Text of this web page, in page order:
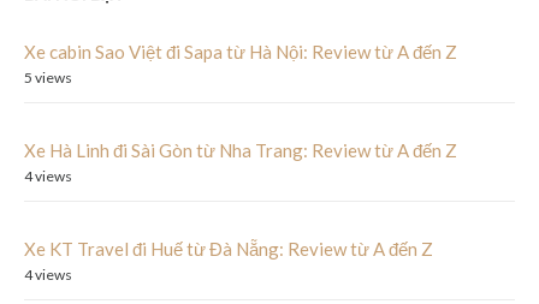
Xe cabin Sao Việt đi Sapa từ Hà Nội: Review từ A đến Z
5 views
Xe Hà Linh đi Sài Gòn từ Nha Trang: Review từ A đến Z
4 views
Xe KT Travel đi Huế từ Đà Nẵng: Review từ A đến Z
4 views